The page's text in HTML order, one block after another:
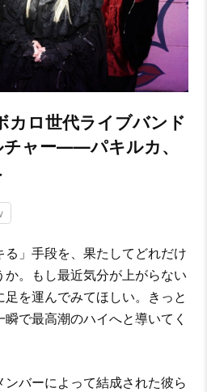
カロ世代ライブバンド
ャー――パキルカ、
」手段を、果たしてどれだけ
。もし最近気分が上がらない
を運んでみてほしい。きっと
で最高潮のハイへと導いてく
バーによって結成された彼ら